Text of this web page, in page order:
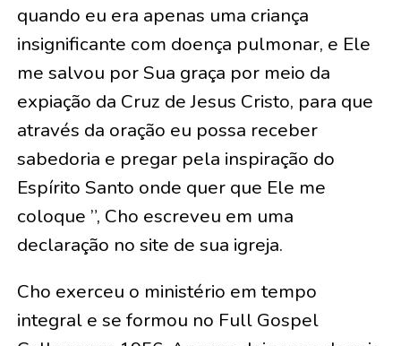
quando eu era apenas uma criança
insignificante com doença pulmonar, e Ele
me salvou por Sua graça por meio da
expiação da Cruz de Jesus Cristo, para que
através da oração eu possa receber
sabedoria e pregar pela inspiração do
Espírito Santo onde quer que Ele me
coloque ”, Cho escreveu em uma
declaração no site de sua igreja.
Cho exerceu o ministério em tempo
integral e se formou no Full Gospel